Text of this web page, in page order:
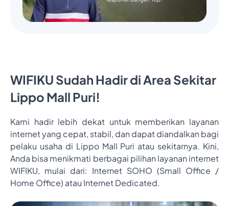
WIFIKU Sudah Hadir di Area Sekitar
Lippo Mall Puri!
Kami hadir lebih dekat untuk memberikan layanan
internet yang cepat, stabil, dan dapat diandalkan bagi
pelaku usaha di Lippo Mall Puri atau sekitarnya. Kini,
Anda bisa menikmati berbagai pilihan layanan internet
WIFIKU, mulai dari: Internet SOHO (Small Office /
Home Office) atau Internet Dedicated.